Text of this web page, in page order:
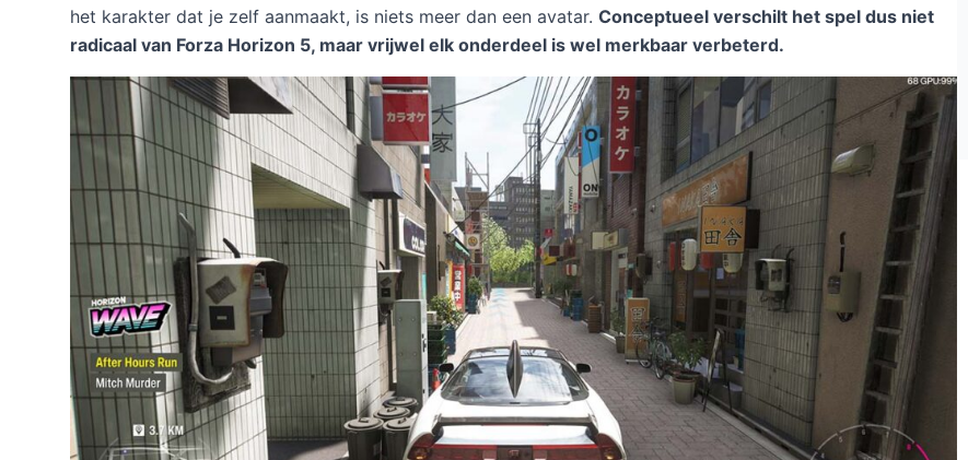
het karakter dat je zelf aanmaakt, is niets meer dan een avatar. Conceptueel verschilt het spel dus niet
radicaal van Forza Horizon 5, maar vrijwel elk onderdeel is wel merkbaar verbeterd.